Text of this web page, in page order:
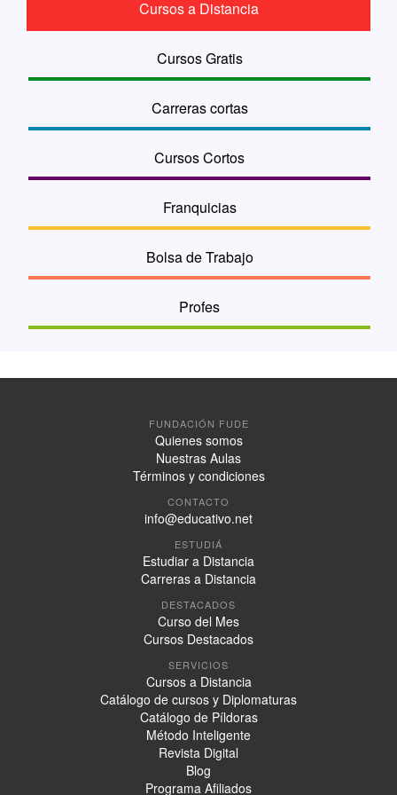
Cursos a Distancia
Cursos Gratis
Carreras cortas
Cursos Cortos
Franquicias
Bolsa de Trabajo
Profes
FUNDACIÓN FUDE
Quienes somos
Nuestras Aulas
Términos y condiciones
CONTACTO
info@educativo.net
ESTUDIÁ
Estudiar a Distancia
Carreras a Distancia
DESTACADOS
Curso del Mes
Cursos Destacados
SERVICIOS
Cursos a Distancia
Catálogo de cursos y Diplomaturas
Catálogo de Píldoras
Método Inteligente
Revista Digital
Blog
Programa Afiliados